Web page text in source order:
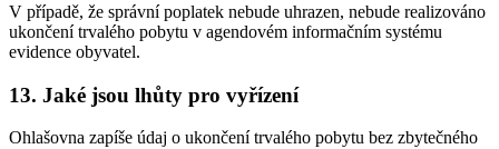
V případě, že správní poplatek nebude uhrazen, nebude realizováno
ukončení trvalého pobytu v agendovém informačním systému
evidence obyvatel.
13. Jaké jsou lhůty pro vyřízení
Ohlašovna zapíše údaj o ukončení trvalého pobytu bez zbytečného